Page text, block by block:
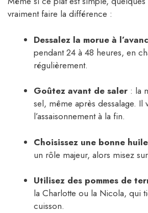
vraiment faire la différence :
Dessalez la morue à
pendant 24 à 48 heures, en
régulièrement.
Goûtez avant de saler : la
sel, même après dessalage. Il
l’assaisonnement à la fin.
Choisissez une bonne
un rôle majeur, alors misez
Utilisez des pommes de
la Charlotte ou la Nicola, qui
cuisson.